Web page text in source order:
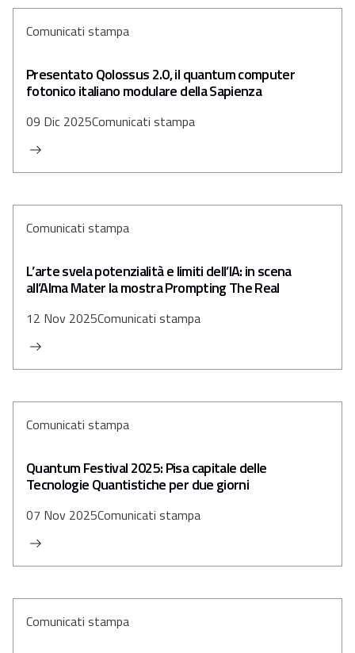
Comunicati stampa
Presentato Qolossus 2.0, il quantum computer
fotonico italiano modulare della Sapienza
09 Dic 2025Comunicati stampa
Comunicati stampa
L’arte svela potenzialità e limiti dell’IA: in scena
all’Alma Mater la mostra Prompting The Real
12 Nov 2025Comunicati stampa
Comunicati stampa
Quantum Festival 2025: Pisa capitale delle
Tecnologie Quantistiche per due giorni
07 Nov 2025Comunicati stampa
Comunicati stampa